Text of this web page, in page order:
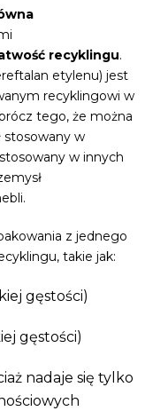
recyklingu.
etylenu) jest
recyklingowi w
tego, że można
stosowany w
w innych
z jednego
takie jak:
gęstości)
gęstości)
nadaje się tylko